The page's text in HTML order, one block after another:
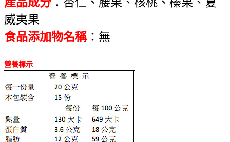
威夷果
食品添加物名稱：無
營養標示